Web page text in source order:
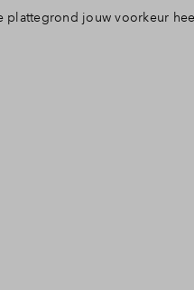
plattegrond jouw voorkeur